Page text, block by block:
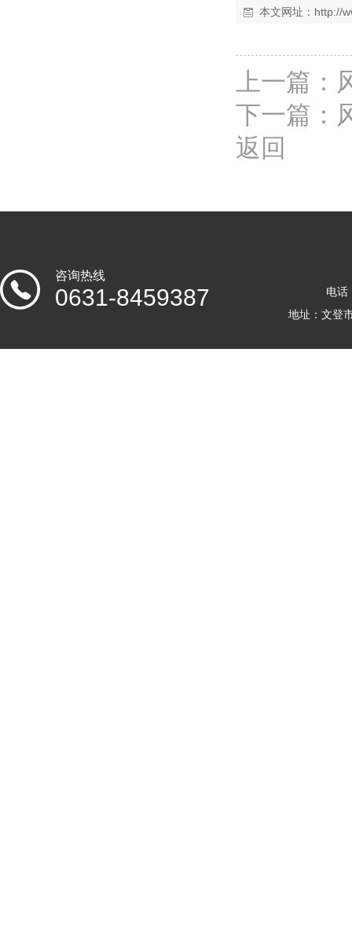
本文网址： http://
上一篇：
下一篇：
返回
咨询热线
0631-8459387
电
地址：文登